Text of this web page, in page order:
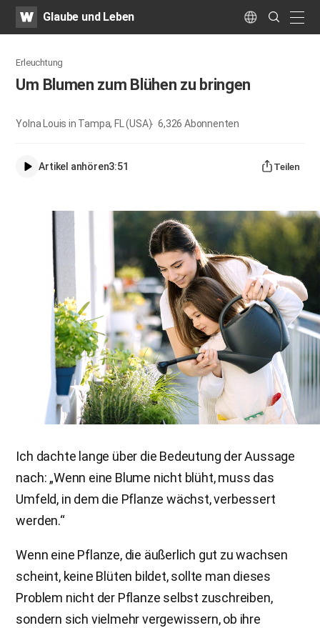
WATVGlaube und Leben Language
Search
Submit
Erleuchtung
Um Blumen zum Blühen zu bringen
Yolna Louis in Tampa, FL (USA) 6,326Abonnenten
Artikel anhören3:51 Teilen
Ich dachte lange über die Bedeutung der Aussage
nach: „Wenn eine Blume nicht blüht, muss das
Umfeld, in dem die Pflanze wächst, verbessert
werden.“
Wenn eine Pflanze, die äußerlich gut zu wachsen
scheint, keine Blüten bildet, sollte man dieses
Problem nicht der Pflanze selbst zuschreiben,
sondern sich vielmehr vergewissern, ob ihre